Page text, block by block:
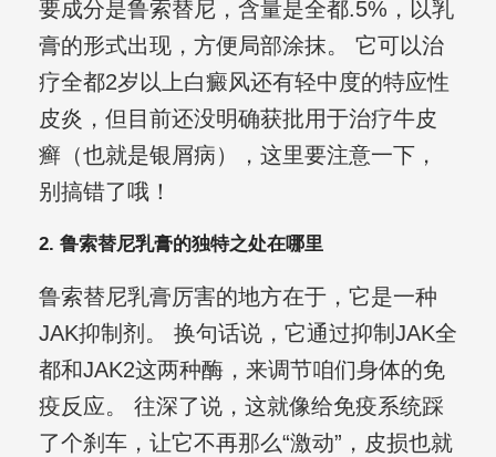
要成分是鲁索替尼，含量是全都.5%，以乳
膏的形式出现，方便局部涂抹。 它可以治
疗全都2岁以上白癜风还有轻中度的特应性
皮炎，但目前还没明确获批用于治疗牛皮
癣（也就是银屑病），这里要注意一下，
别搞错了哦！
2. 鲁索替尼乳膏的独特之处在哪里
鲁索替尼乳膏厉害的地方在于，它是一种
JAK抑制剂。 换句话说，它通过抑制JAK全
都和JAK2这两种酶，来调节咱们身体的免
疫反应。 往深了说，这就像给免疫系统踩
了个刹车，让它不再那么“激动”，皮损也就